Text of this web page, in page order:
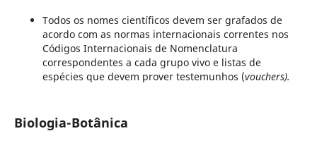
Todos os nomes científicos devem ser grafados de
acordo com as normas internacionais correntes nos
Códigos Internacionais de Nomenclatura
correspondentes a cada grupo vivo e listas de
espécies que devem prover testemunhos (vouchers).
Biologia-Botânica